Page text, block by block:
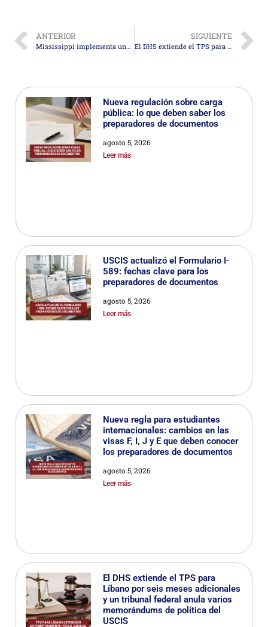
ANTERIOR
Mississippi implementa una ley que permite registrar a personas sin estatus migratorio legal en el estado
SIGUIENTE
El DHS extiende el TPS para Líbano por seis meses adicionales y un tribunal federal anula varios memorándums de política del USCIS
Nueva regulación sobre carga
pública: lo que deben saber los
preparadores de documentos
agosto 5, 2026
Leer más
USCIS actualizó el Formulario I-
589: fechas clave para los
preparadores de documentos
agosto 5, 2026
Leer más
Nueva regla para estudiantes
internacionales: cambios en las
visas F, I, J y E que deben conocer
los preparadores de documentos
agosto 5, 2026
Leer más
El DHS extiende el TPS para
Líbano por seis meses adicionales
y un tribunal federal anula varios
memorándums de política del
USCIS